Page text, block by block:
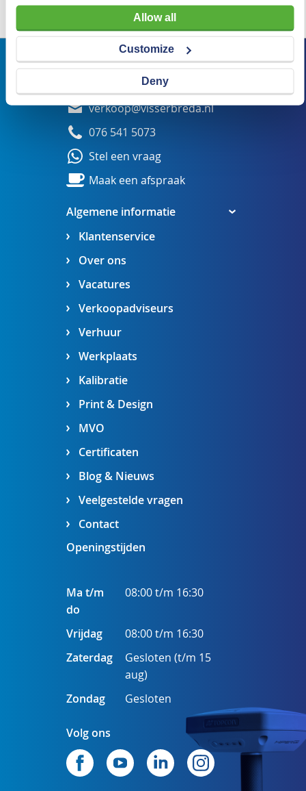
Allow all
Customize
Deny
Wij adviseren u graag
Algemene informatie
Klantenservice
Over ons
Vacatures
Verkoopadviseurs
Verhuur
Werkplaats
Kalibratie
Print & Design
MVO
Certificaten
Blog & Nieuws
Veelgestelde vragen
Contact
Bezoekadres
Veldsteen 25, 4815 PK Breda
verkoop@visserbreda.nl
076 541 5073
Stel een vraag
Maak een afspraak
Openingstijden
Ma t/m
do
08:00 t/m 16:30
Vrijdag
08:00 t/m 16:30
Zaterdag
Gesloten (t/m 15
aug)
Zondag
Gesloten
Volg ons